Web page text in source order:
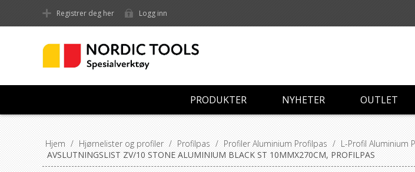
Registrer deg her Logg inn
PRODUKTER NYHETER OUTLET
Hjem / Hjørnelister og profiler / Profilpas / Profiler Aluminium Profilpas / L-Profil Aluminium
AVSLUTNINGSLIST ZV/10 STONE ALUMINIUM BLACK ST 10MMX270CM, PROFILPAS